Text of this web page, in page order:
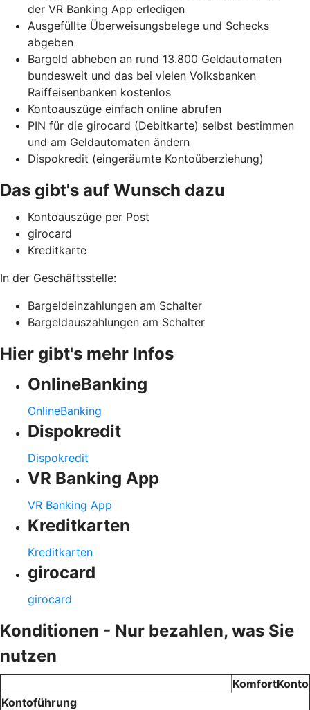
der VR Banking App erledigen
Ausgefüllte Überweisungsbelege und Schecks
abgeben
Bargeld abheben an rund 13.800 Geldautomaten
bundesweit und das bei vielen Volksbanken
Raiffeisenbanken kostenlos
Kontoauszüge einfach online abrufen
PIN für die girocard (Debitkarte) selbst bestimmen
und am Geldautomaten ändern
Dispokredit (eingeräumte Kontoüberziehung)
Das gibt's auf Wunsch dazu
Kontoauszüge per Post
girocard
Kreditkarte
In der Geschäftsstelle:
Bargeldeinzahlungen am Schalter
Bargeldauszahlungen am Schalter
Hier gibt's mehr Infos
OnlineBanking
OnlineBanking
Dispokredit
Dispokredit
VR Banking App
VR Banking App
Kreditkarten
Kreditkarten
girocard
girocard
Konditionen - Nur bezahlen, was Sie
nutzen
KomfortKonto
Kontoführung